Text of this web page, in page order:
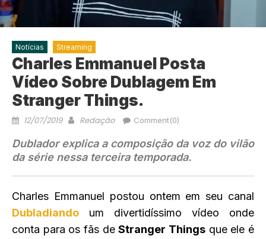
Notícias Streaming
Charles Emmanuel Posta
Vídeo Sobre Dublagem Em
Stranger Things.
12/07/2019 Redação Comment(0)
Dublador explica a composição da voz do vilão
da série nessa terceira temporada.
Charles Emmanuel postou ontem em seu canal
Dubladiando um divertidíssimo vídeo onde
conta para os fãs deStranger Things que ele é